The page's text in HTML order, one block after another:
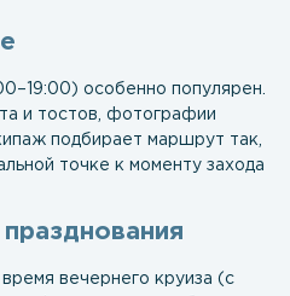
особенно популярен.
и тостов, фотографии
подбирает маршрут так,
точке к моменту захода
вечернего круиза (с